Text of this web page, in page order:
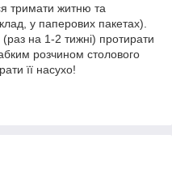
тримати житню та
у паперових пакетах).
на 1-2 тижні) протирати
розчином столового
її насухо!